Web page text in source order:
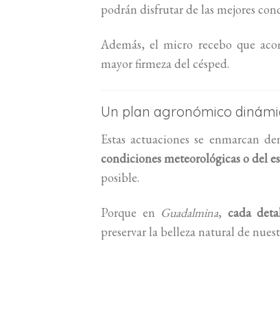
podrán disfrutar de las mejores
Además, el micro recebo que
mayor firmeza del césped.
Un plan agronómico
Estas actuaciones se enmarcan
condiciones meteorológicas o del
posible.
Porque en Guadalmina, cada
preservar la belleza natural de